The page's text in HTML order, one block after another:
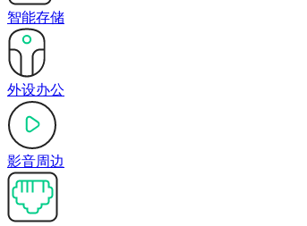
智能存储
外设办公
影音周边